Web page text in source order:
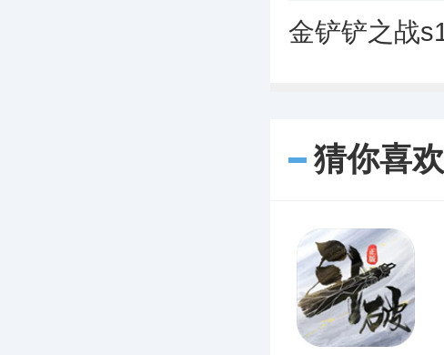
猜你喜欢